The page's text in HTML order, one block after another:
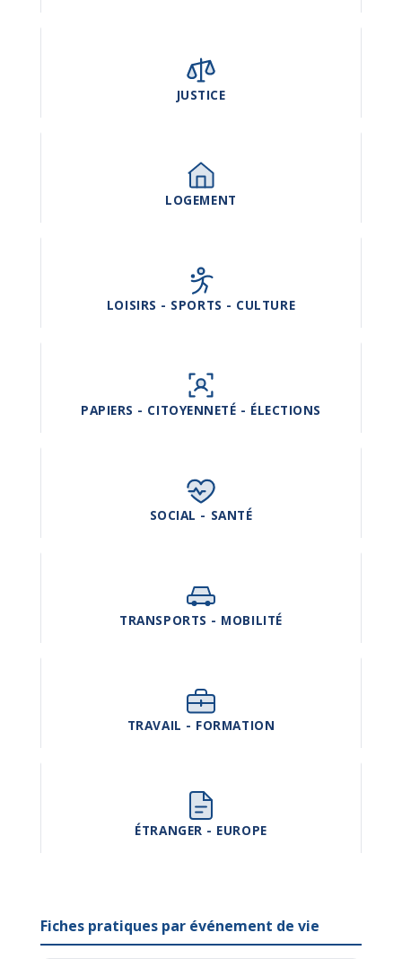
JUSTICE
LOGEMENT
LOISIRS - SPORTS - CULTURE
PAPIERS - CITOYENNETÉ - ÉLECTIONS
SOCIAL - SANTÉ
TRANSPORTS - MOBILITÉ
TRAVAIL - FORMATION
ÉTRANGER - EUROPE
Fiches pratiques par événement de vie